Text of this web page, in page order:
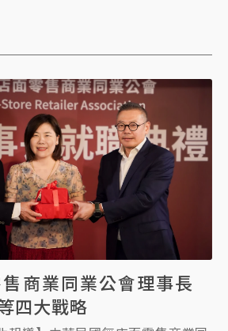
親節到來，本週末特別推出2大限
售商業同業公會理事長
四大戰略